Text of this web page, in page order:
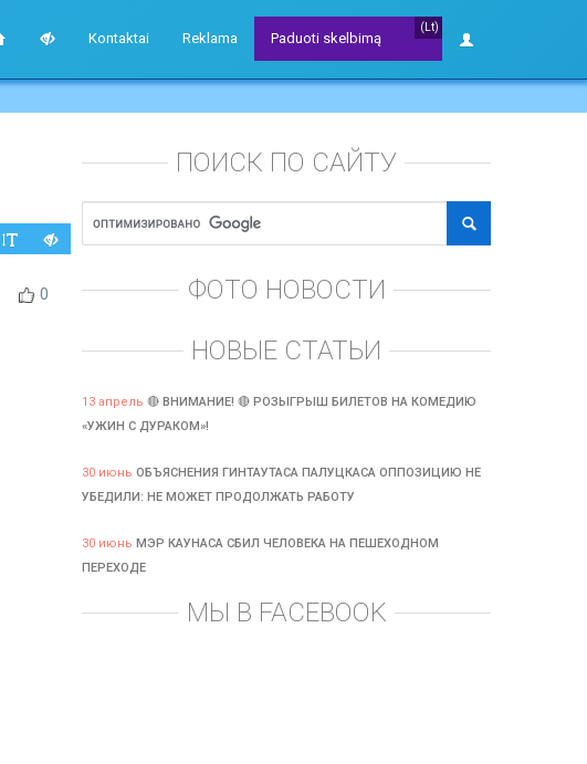
Kontaktai Reklama
(Lt)
Paduoti skelbimą
0
ПОИСК ПО САЙТУ
ФОТО НОВОСТИ
НОВЫЕ СТАТЬИ
13 апрель 🔴 ВНИМАНИЕ! 🔴 РОЗЫГРЫШ БИЛЕТОВ НА КОМЕДИЮ
«УЖИН С ДУРАКОМ»!
30 июнь ОБЪЯСНЕНИЯ ГИНТАУТАСА ПАЛУЦКАСА ОППОЗИЦИЮ НЕ
УБЕДИЛИ: НЕ МОЖЕТ ПРОДОЛЖАТЬ РАБОТУ
30 июнь МЭР КАУНАСА СБИЛ ЧЕЛОВЕКА НА ПЕШЕХОДНОМ
ПЕРЕХОДЕ
МЫ В FACEBOOK